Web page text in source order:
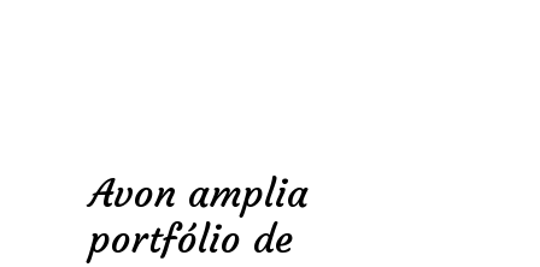
Avon amplia
portfólio de